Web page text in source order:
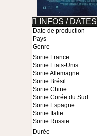
INFOS / DATES
Date de production
Pays
Genre
Sortie France
Sortie Etats-Unis
Sortie Allemagne
Sortie Brésil
Sortie Chine
Sortie Corée du Sud
Sortie Espagne
Sortie Italie
Sortie Russie
Durée